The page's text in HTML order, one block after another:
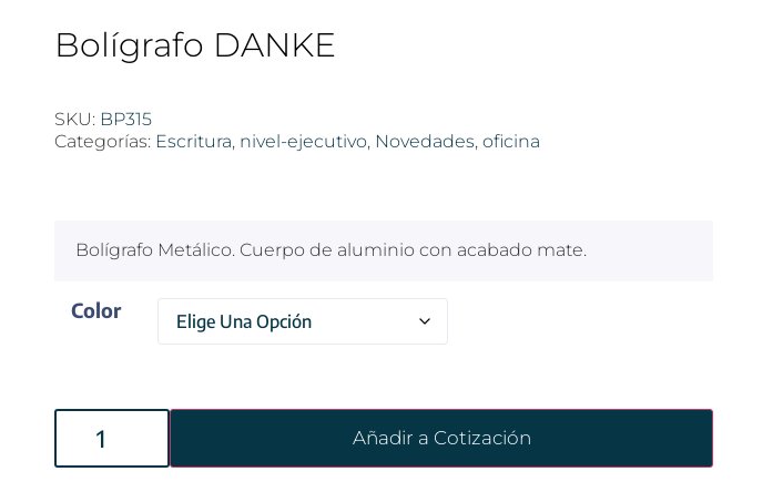
Bolígrafo DANKE
SKU: BP315
Categorías: Escritura, nivel-ejecutivo, Novedades, oficina
Bolígrafo Metálico. Cuerpo de aluminio con acabado mate.
Color
Añadir a Cotización